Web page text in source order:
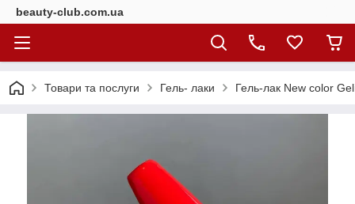
beauty-club.com.ua
Товари та послуги Гель- лаки Гель-лак New color